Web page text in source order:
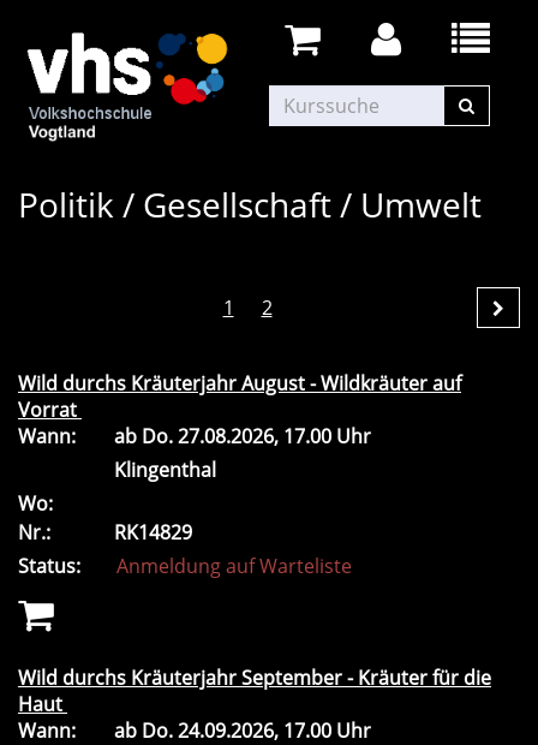
Politik / Gesellschaft / Umwelt
1 2
Wild durchs Kräuterjahr August - Wildkräuter auf
Vorrat
Wann:
ab Do.27.08.2026, 17.00 Uhr
Klingenthal
Wo:
Nr.:
RK14829
Status:
Anmeldung auf Warteliste
Wild durchs Kräuterjahr September - Kräuter für die
Haut
Wann:
ab Do.24.09.2026, 17.00 Uhr